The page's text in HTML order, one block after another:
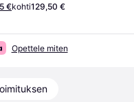
€kohti129,50 €
Opettele miten